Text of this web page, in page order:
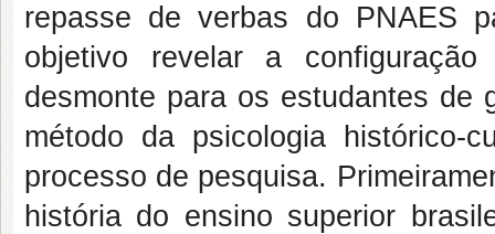
repasse de verbas do PNAES
objetivo revelar a
desmonte para os estudantes de
método da psicologia histórico-
processo de pesquisa.
história do ensino superior